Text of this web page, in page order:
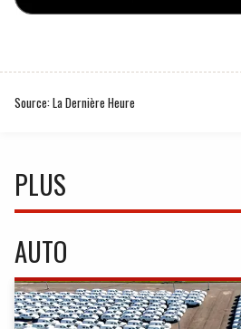
Source: La Dernière Heure
PLUS
AUTO